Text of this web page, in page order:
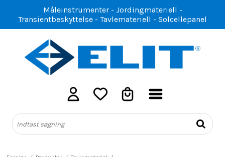
Måleinstrumenter - Jordingmateriell -
Transientbeskyttelse - Tavlemateriell - Solcellepanel